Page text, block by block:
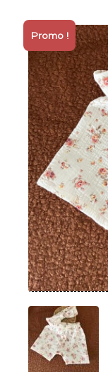
Promo !